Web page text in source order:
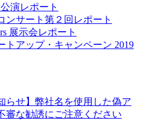
演レポート
ンサート第２回レポート
展示会レポート
トアップ・キャンペーン 2019
らせ】弊社名を使用した偽ア
審な勧誘にご注意ください